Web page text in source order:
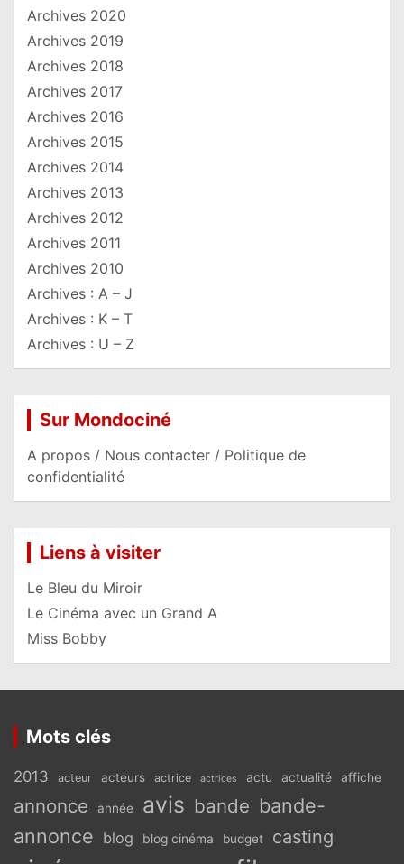
Archives 2020
Archives 2019
Archives 2018
Archives 2017
Archives 2016
Archives 2015
Archives 2014
Archives 2013
Archives 2012
Archives 2011
Archives 2010
Archives : A – J
Archives : K – T
Archives : U – Z
Sur Mondociné
A propos / Nous contacter / Politique de
confidentialité
Liens à visiter
Le Bleu du Miroir
Le Cinéma avec un Grand A
Miss Bobby
Mots clés
2013 acteur acteurs actrice actrices actu actualité affiche
annonce année avis bande bande-
annonce blog blog cinéma budget casting